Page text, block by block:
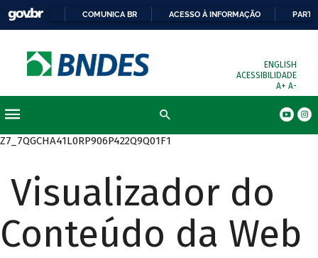
COMUNICA BR ACESSO À INFORMAÇÃO
ENGLISH
ACESSIBILIDADE
A+ A-
Z7_7QGCHA41L0RP906P422Q9Q01F1
Visualizador do
Conteúdo da Web